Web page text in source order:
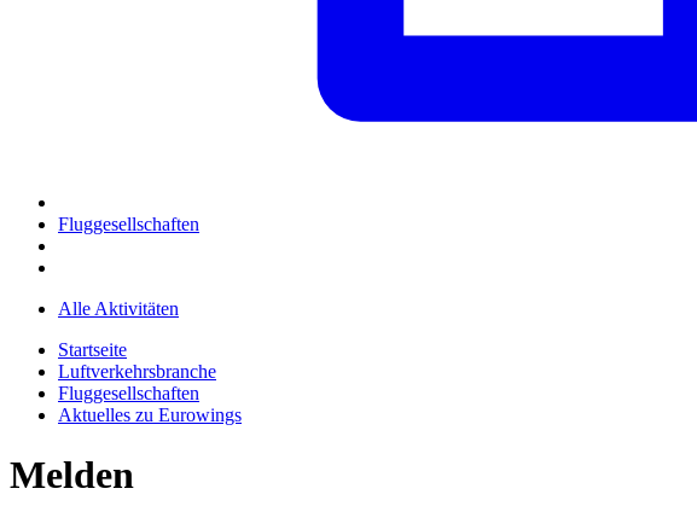
Fluggesellschaften
Alle Aktivitäten
Startseite
Luftverkehrsbranche
Fluggesellschaften
Aktuelles zu Eurowings
Melden